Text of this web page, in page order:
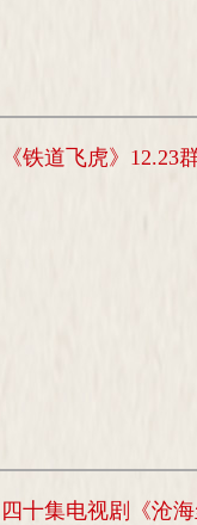
《铁道飞虎》12.23
四十集电视剧《沧